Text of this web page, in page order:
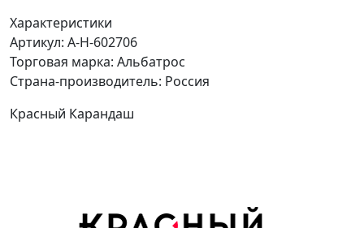
Характеристики
Артикул: А-Н-602706
Торговая марка: Альбатрос
Страна-производитель: Россия
Красный Карандаш